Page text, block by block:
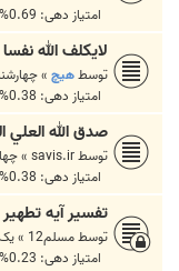
امتیاز دهی: 0.69%
لایکلف الله
توسطهیچ »چهارشنبه ۷ اردیبهشت
امتیاز دهی: 0.38%
صدق الله العلي
توسطsavis.ir
»چهارشنبه
امتیاز دهی: 0.38%
تفسير آيه
توسطمسلم12 »یک‌شنبه
امتیاز دهی: 0.23%